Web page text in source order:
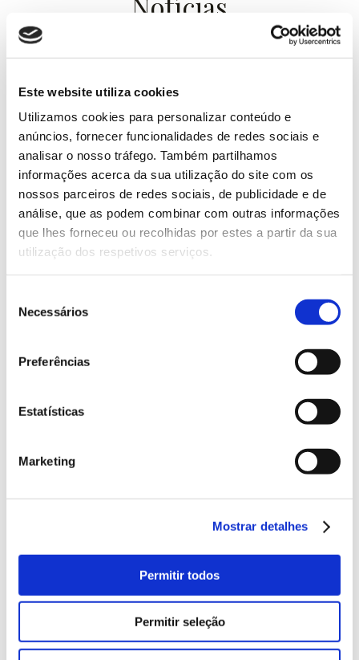
Este website utiliza cookies
Utilizamos cookies para personalizar conteúdo e
anúncios, fornecer funcionalidades de redes sociais e
analisar o nosso tráfego. Também partilhamos
informações acerca da sua utilização do site com os
nossos parceiros de redes sociais, de publicidade e de
análise, que as podem combinar com outras informações
que lhes forneceu ou recolhidas por estes a partir da sua
utilização dos respetivos serviços.
Necessários
Preferências
Estatísticas
Marketing
Mostrar detalhes
Permitir todos
Permitir seleção
Siga as notícias da Ximenez
Iluminación
RSC Sem categoria Ximenez Group Ximenez Iluminación
montagem feminina
O Grupo Ximenez continua a fortalecer sua
iluminação pública e grandes estruturas. Como
mulheres em campos relacionados à eletricidade